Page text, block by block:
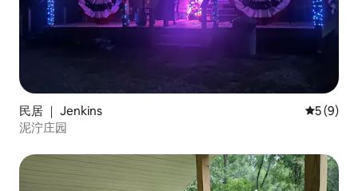
民居 ｜ Jenkins 平均评分
5 (9)
泥泞庄园